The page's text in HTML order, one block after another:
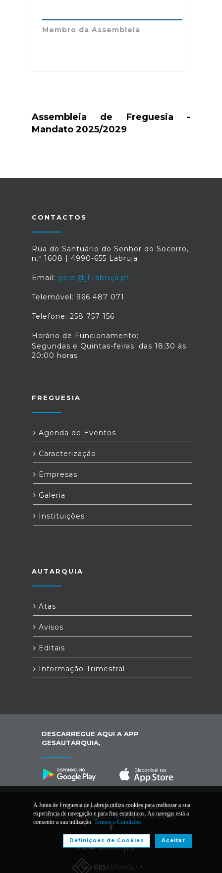
Membro da Assembleia
Assembleia de Freguesia -
Mandato 2025/2029
CONTACTOS
Rua do Santuário do Senhor do Socorro,
n.º 1608 | 4990-655 Labruja
Email: geral@jf-labruja.pt
Telemóvel: 966 487 071
Telefone: 258 757 156
Horário de Funcionamento:
Segundas e Quintas-feiras: das 18:30 às
20:00 horas
FREGUESIA
Agenda de Eventos
Caracterização
Empresas
Galeria
Instituições
AUTARQUIA
Atas
Avisos
Editais
Informação Trimestral
DESCARREGUE AQUI A APP
GESAUTARQUIA,
© 2026 Junta de Freguesia de Labruja. Todos os
direitos reservados |Termos e Condições
Desenvolvido por:
A Junta de Freguesia de Labruja utiliza cookies para melhorar a sua
experiência de navegação e para fins estatísticos. Ao navegar está a
consentir a sua utilização. Termos e Condições
Aceitar
Definiçoes de Cookies